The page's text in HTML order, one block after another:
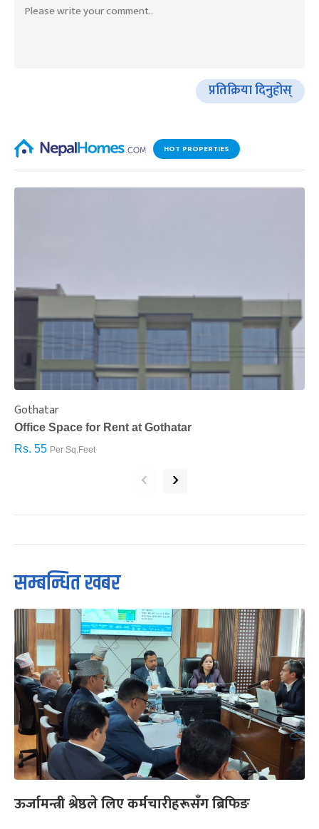
प्रतिक्रिया दिनुहोस्
HOT PROPERTIES
Gothatar
Office Space for Rent at Gothatar
Rs. 55 Per Sq.Feet
‹ ›
सम्बन्धित खबर
ऊर्जामन्त्री श्रेष्ठले लिए कर्मचारीहरूसँग ब्रिफिङ